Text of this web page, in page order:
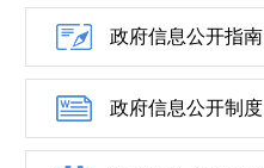
政府信息公开指南
政府信息公开制度